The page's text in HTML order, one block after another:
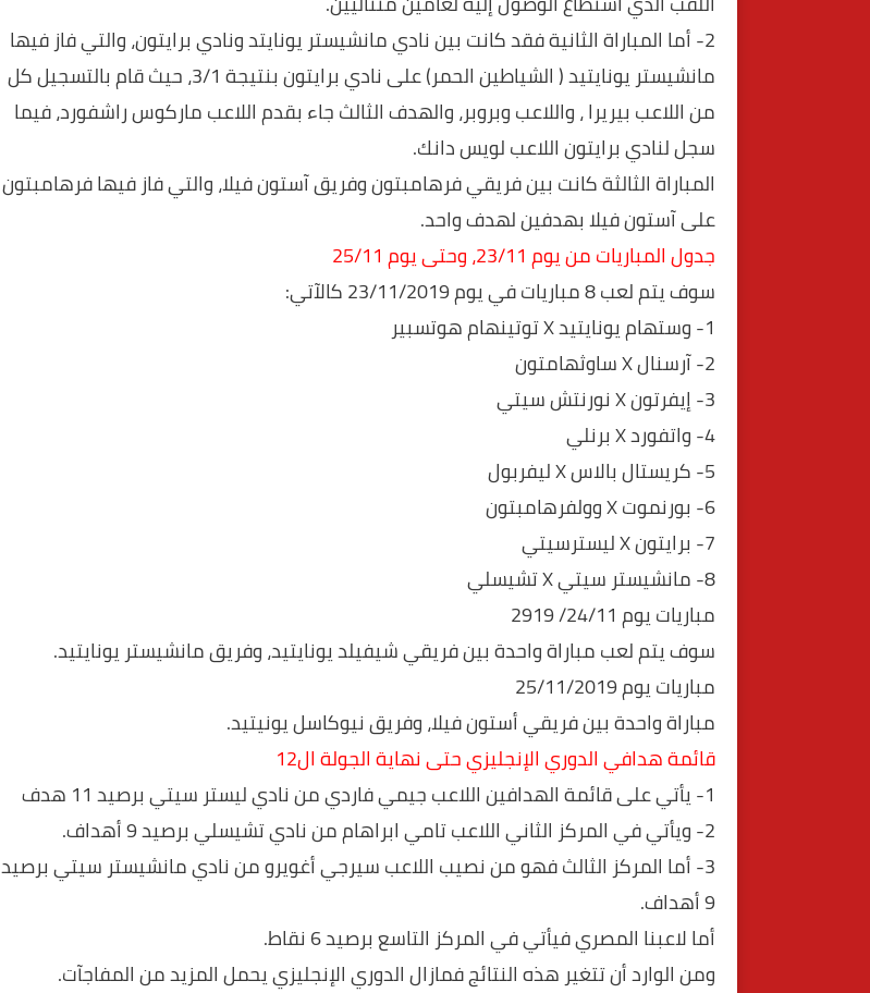
2- أما المباراة الثانية فقد كانت بين نادي مانشيستر يونايتد ونادي برايتون، والتي فاز فيها
مانشيستر يونايتيد ( الشياطين الحمر) على نادي برايتون بنتيجة 3/1، حيث قام بالتسجيل كل
من اللاعب بيريرا ، واللاعب وبروبر، والهدف الثالث جاء بقدم اللاعب ماركوس راشفورد، فيما
سجل لنادي برايتون اللاعب لويس دانك.
المباراة الثالثة كانت بين فريقي فرهامبتون وفريق آستون فيلا، والتي فاز فيها فرهامبتون
على آستون فيلا بهدفين لهدف واحد.
جدول المباريات من يوم 23/11، وحتى يوم 25/11
سوف يتم لعب 8 مباريات في يوم 23/11/2019 كالآتي:
1- وستهام يونايتيد X توتينهام هوتسبير
2- آرسنال X ساوثهامتون
3- إيفرتون X نورنتش سيتي
4- واتفورد X برنلي
5- كريستال بالاس X ليفربول
6- بورنموت X وولفرهامبتون
7- برايتون X ليسترسيتي
8- مانشيستر سيتي X تشيسلي
مباريات يوم 24/11/ 2919
سوف يتم لعب مباراة واحدة بين فريقي شيفيلد يونايتيد، وفريق مانشيستر يونايتيد.
مباريات يوم 25/11/2019
مباراة واحدة بين فريقي أستون فيلا، وفريق نيوكاسل يونيتيد.
قائمة هدافي الدوري الإنجليزي حتى نهاية الجولة ال12
1- يأتي على قائمة الهدافين اللاعب جيمي فاردي من نادي ليستر سيتي برصيد 11 هدف
2- ويأتي في المركز الثاني اللاعب تامي ابراهام من نادي تشيسلي برصيد 9 أهداف.
3- أما المركز الثالث فهو من نصيب اللاعب سيرجي أغويرو من نادي مانشيستر سيتي برصيد
9 أهداف.
أما لاعبنا المصري فيأتي في المركز التاسع برصيد 6 نقاط.
ومن الوارد أن تتغير هذه النتائج فمازال الدوري الإنجليزي يحمل المزيد من المفاجآت.